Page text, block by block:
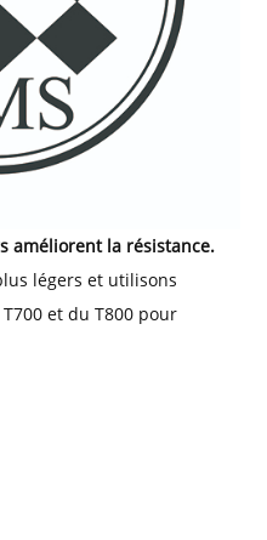
améliorent la résistance.
légers et utilisons
et du T800 pour